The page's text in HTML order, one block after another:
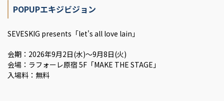
POPUPエキジビジョン
SEVESKIG presents「let's all love lain」
会期：2026年9月2日(水)～9月8日(火)
会場：ラフォーレ原宿 5F「MAKE THE STAGE」
入場料：無料